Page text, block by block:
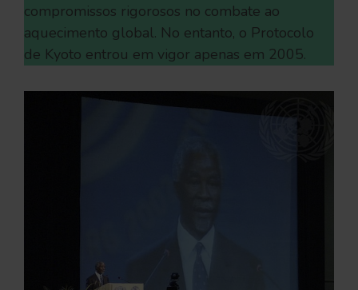
compromissos rigorosos no combate ao
aquecimento global. No entanto, o Protocolo
de Kyoto entrou em vigor apenas em 2005.